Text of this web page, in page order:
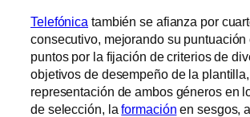
Telefónica también se afianza por
consecutivo, mejorando su puntuación
puntos por la fijación de criterios de
objetivos de desempeño de la
representación de ambos géneros en
de selección, laformación en sesgos,